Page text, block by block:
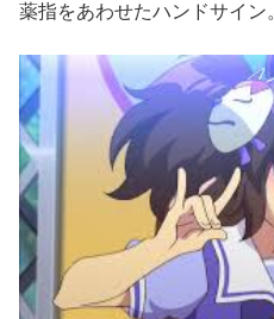
薬指をあわせたハンドサイン。